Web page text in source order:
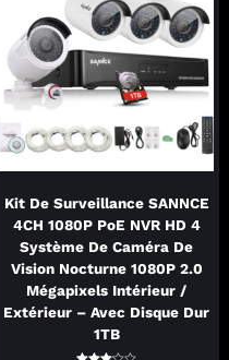
Kit De Surveillance SANNCE
4CH 1080P PoE NVR HD 4
Système De Caméra De
Vision Nocturne 1080P 2.0
Mégapixels Intérieur /
Extérieur – Avec Disque Dur
1TB